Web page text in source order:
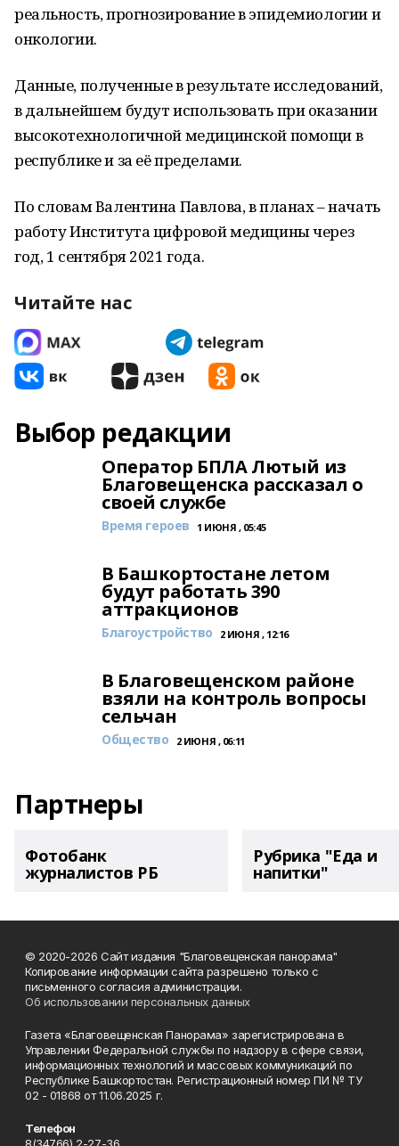
реальность, прогнозирование в эпидемиологии и
онкологии.
Данные, полученные в результате исследований,
в дальнейшем будут использовать при оказании
высокотехнологичной медицинской помощи в
республике и за её пределами.
По словам Валентина Павлова, в планах – начать
работу Института цифровой медицины через
год, 1 сентября 2021 года.
Читайте нас
Выбор редакции
Оператор БПЛА Лютый из
Благовещенска рассказал о
своей службе
Время героев 1 ИЮНЯ , 05:45
В Башкортостане летом
будут работать 390
аттракционов
Благоустройство 2 ИЮНЯ , 12:16
В Благовещенском районе
взяли на контроль вопросы
сельчан
Общество 2 ИЮНЯ , 06:11
Партнеры
Фотобанк
журналистов РБ
Рубрика "Еда и
напитки"
© 2020-2026 Сайт издания "Благовещенская панорама"
Копирование информации сайта разрешено только с
письменного согласия администрации.
Об использовании персональных данных
Газета «Благовещенская Панорама» зарегистрирована в
Управлении Федеральной службы по надзору в сфере связи,
информационных технологий и массовых коммуникаций по
Республике Башкортостан. Регистрационный номер ПИ № ТУ
02 - 01868 от 11.06.2025 г.
Телефон